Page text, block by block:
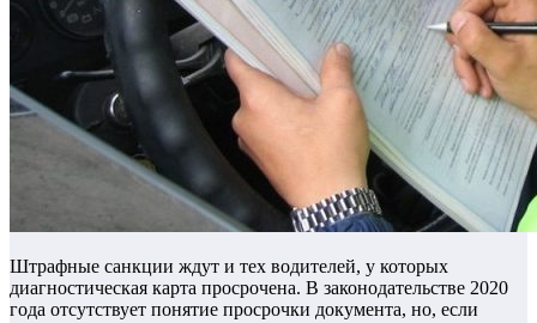
Штрафные санкции ждут и тех водителей, у которых
диагностическая карта просрочена. В законодательстве 2020
года отсутствует понятие просрочки документа, но, если